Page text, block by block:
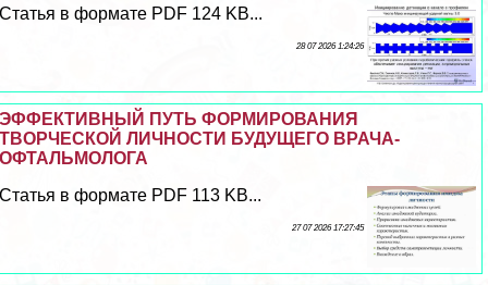
Статья в формате PDF 124 KB...
28 07 2026 1:24:26
ЭФФЕКТИВНЫЙ ПУТЬ ФОРМИРОВАНИЯ
ТВОРЧЕСКОЙ ЛИЧНОСТИ БУДУЩЕГО ВРАЧА-
ОФТАЛЬМОЛОГА
Статья в формате PDF 113 KB...
27 07 2026 17:27:45